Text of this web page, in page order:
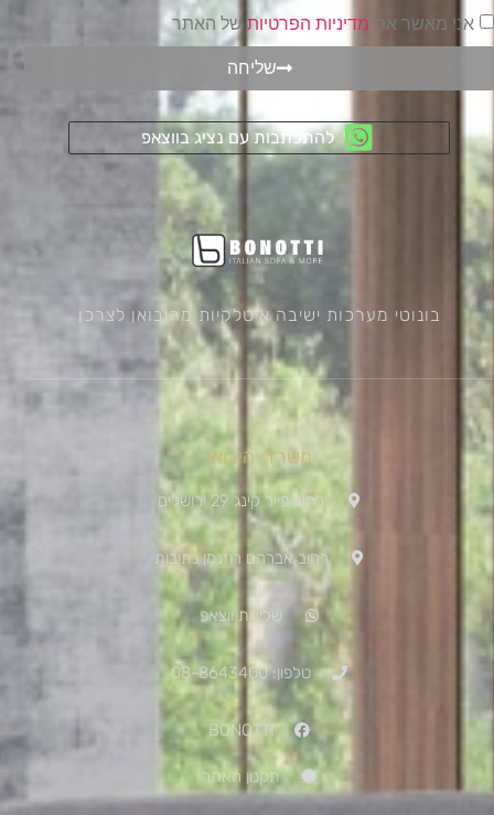
אני מאשר את מדיניות הפרטיות של האתר
שליחה
להתכתבות עם נציג בווצאפ
בונוטי מערכות ישיבה איטלקיות מהיבואן לצרכן
משרדי היבואן
רחוב פייר קינג 29 ירושלים
רחוב אברהם רוזנמן נתיבות
שליחת ווצאפ
טלפון: 08-8643400
BONOTTI
תקנון האתר